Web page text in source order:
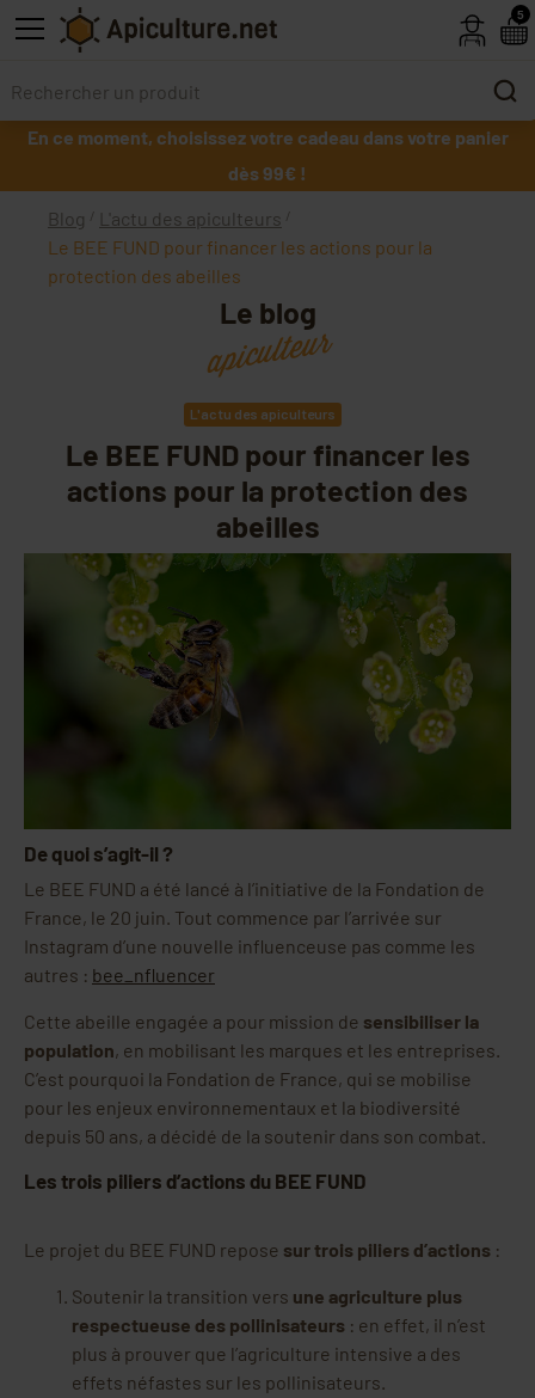
Skip to main content
En ce moment, choisissez votre cadeau dans votre panier
dès 99€ !
Blog
L'actu des apiculteurs
Le BEE FUND pour financer les actions pour la
protection des abeilles
Le blog
apiculteur
L'actu des apiculteurs
Le BEE FUND pour financer les
actions pour la protection des
abeilles
De quoi s’agit-il ?
Le BEE FUND a été lancé à l’initiative de la Fondation de
France, le 20 juin. Tout commence par l’arrivée sur
Instagram d’une nouvelle influenceuse pas comme les
autres : bee_nfluencer
Cette abeille engagée a pour mission de sensibiliser la
population, en mobilisant les marques et les entreprises.
C’est pourquoi la Fondation de France, qui se mobilise
pour les enjeux environnementaux et la biodiversité
depuis 50 ans, a décidé de la soutenir dans son combat.
Les trois piliers d’actions du BEE FUND
Le projet du BEE FUND repose sur trois piliers d’actions :
Soutenir la transition vers une agriculture plus
respectueuse des pollinisateurs : en effet, il n’est
plus à prouver que l’agriculture intensive a des
effets néfastes sur les pollinisateurs.
5